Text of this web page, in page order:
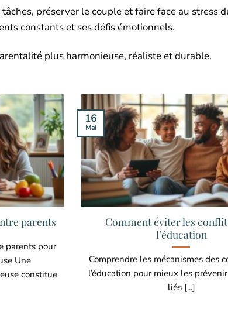
préserver le couple et faire face au stress
constants et ses défis émotionnels.
plus harmonieuse, réaliste et durable.
parents
parents pour
Une
constitue
Comment éviter les
l’éducation
Comprendre les mécanismes des
l’éducation pour mieux les
liés [...]
16
Mai